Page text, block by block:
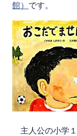
館） です。
主人公の小学